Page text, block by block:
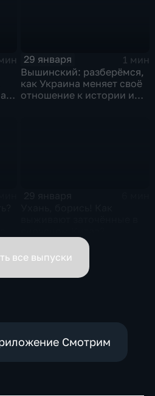
29 января
1 мин
Вышинский: разберёмся,
как Украина меняет своё
отношение к истории и
все выпуски
Смотрим